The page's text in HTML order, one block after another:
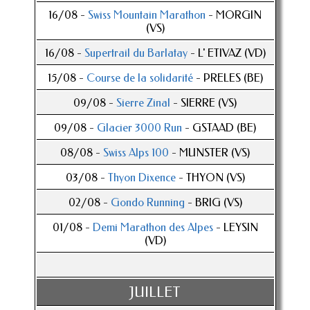
16/08 - Swiss Mountain Marathon - MORGIN
(VS)
16/08 - Supertrail du Barlatay- L' ETIVAZ (VD)
15/08 - Course de la solidarité- PRELES (BE)
09/08 - Sierre Zinal - SIERRE (VS)
09/08 - Glacier 3000 Run - GSTAAD (BE)
08/08 - Swiss Alps 100 - MUNSTER (VS)
03/08 - Thyon Dixence- THYON (VS)
02/08 - Gondo Running - BRIG (VS)
01/08 - Demi Marathon des Alpes- LEYSIN
(VD)
JUILLET